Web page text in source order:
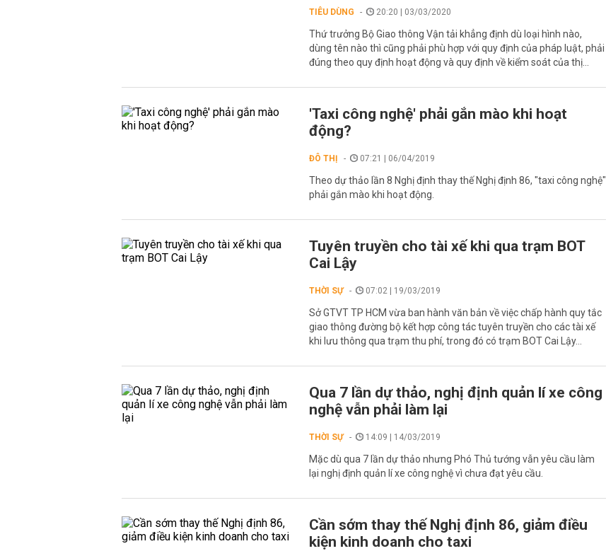
TIÊU DÙNG 20:20 | 03/03/2020
Thứ trưởng Bộ Giao thông Vận tải khẳng định dù loại hình nào,
dùng tên nào thì cũng phải phù hợp với quy định của pháp luật, phải
đúng theo quy định hoạt động và quy định về kiểm soát của thị...
'Taxi công nghệ' phải gắn mào khi hoạt
động?
ĐÔ THỊ 07:21 | 06/04/2019
Theo dự thảo lần 8 Nghị định thay thế Nghị định 86, "taxi công nghệ"
phải gắn mào khi hoạt động.
Tuyên truyền cho tài xế khi qua trạm BOT
Cai Lậy
THỜI SỰ 07:02 | 19/03/2019
Sở GTVT TP HCM vừa ban hành văn bản về việc chấp hành quy tắc
giao thông đường bộ kết hợp công tác tuyên truyền cho các tài xế
khi lưu thông qua trạm thu phí, trong đó có trạm BOT Cai Lậy...
Qua 7 lần dự thảo, nghị định quản lí xe công
nghệ vẫn phải làm lại
THỜI SỰ 14:09 | 14/03/2019
Mặc dù qua 7 lần dự thảo nhưng Phó Thủ tướng vẫn yêu cầu làm
lại nghị định quản lí xe công nghệ vì chưa đạt yêu cầu.
Cần sớm thay thế Nghị định 86, giảm điều
kiện kinh doanh cho taxi